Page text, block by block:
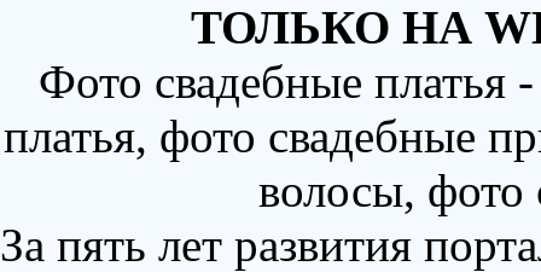
ТОЛЬКО НА
Фото свадебные
платья, фото свадебные
волосы,
За пять лет развития